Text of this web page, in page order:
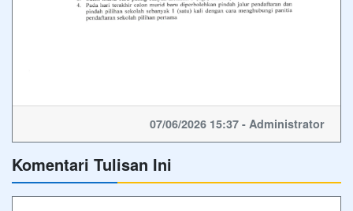
07/06/2026 15:37 - Administrator
Komentari Tulisan Ini